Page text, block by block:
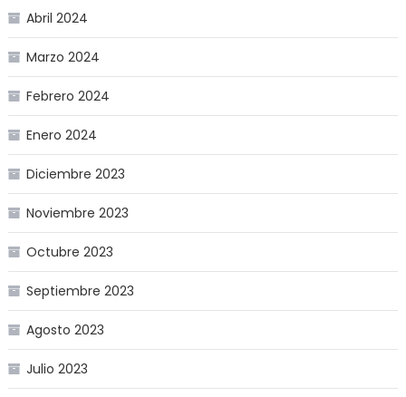
Abril 2024
Marzo 2024
Febrero 2024
Enero 2024
Diciembre 2023
Noviembre 2023
Octubre 2023
Septiembre 2023
Agosto 2023
Julio 2023